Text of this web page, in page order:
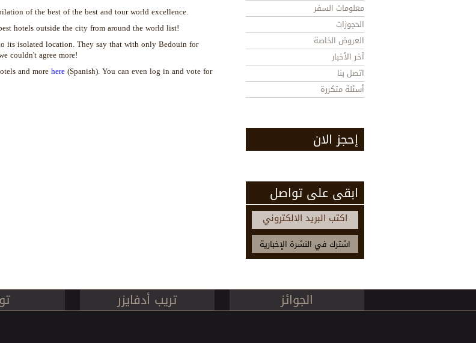
of the best of the best and tour world excellence.
hotels outside the city from around the world list!
its isolated location. They say that with only Bedouin for
couldn't agree more!
and morehere(Spanish). You can even log in and vote for
معلومات السفر
الحجوزات
العروض الخاصة
آخر الأخبار
اتصل بنا
أسئلة متكررة
إحجز الان
ابقى على تواصل
اكتب البريد الالكتروني
تريب أدفايزر الجوائز